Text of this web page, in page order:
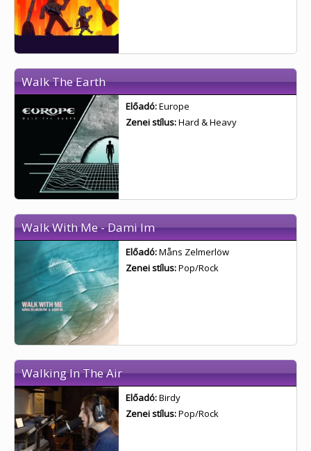
Walk The Earth
Előadó:Europe
Zenei stílus:Hard & Heavy
Walk With Me - Dami Im
Előadó:Måns Zelmerlöw
Zenei stílus:Pop/Rock
Walking In The Air
Előadó:Birdy
Zenei stílus:Pop/Rock